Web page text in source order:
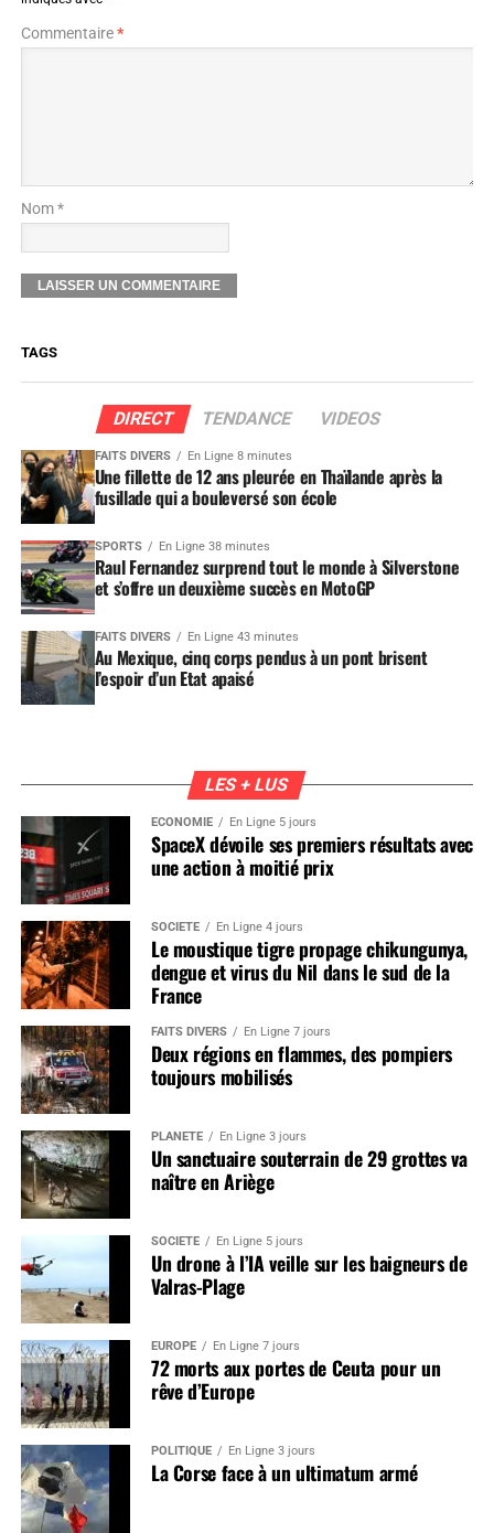
Commentaire*
Nom *
TAGS
DIRECT TENDANCE VIDEOS
FAITS DIVERS En Ligne 8 minutes
Une fillette de 12 ans pleurée en Thaïlande après la
fusillade qui a bouleversé son école
SPORTS En Ligne 38 minutes
Raul Fernandez surprend tout le monde à Silverstone
et s’offre un deuxième succès en MotoGP
FAITS DIVERS En Ligne 43 minutes
Au Mexique, cinq corps pendus à un pont brisent
l’espoir d’un Etat apaisé
LES + LUS
ÉCONOMIE En Ligne 5 jours
SpaceX dévoile ses premiers résultats avec
une action à moitié prix
SOCIÉTÉ En Ligne 4 jours
Le moustique tigre propage chikungunya,
dengue et virus du Nil dans le sud de la
France
FAITS DIVERS En Ligne 7 jours
Deux régions en flammes, des pompiers
toujours mobilisés
PLANÈTE En Ligne 3 jours
Un sanctuaire souterrain de 29 grottes va
naître en Ariège
SOCIÉTÉ En Ligne 5 jours
Un drone à l’IA veille sur les baigneurs de
Valras-Plage
EUROPE En Ligne 7 jours
72 morts aux portes de Ceuta pour un
rêve d’Europe
POLITIQUE En Ligne 3 jours
La Corse face à un ultimatum armé